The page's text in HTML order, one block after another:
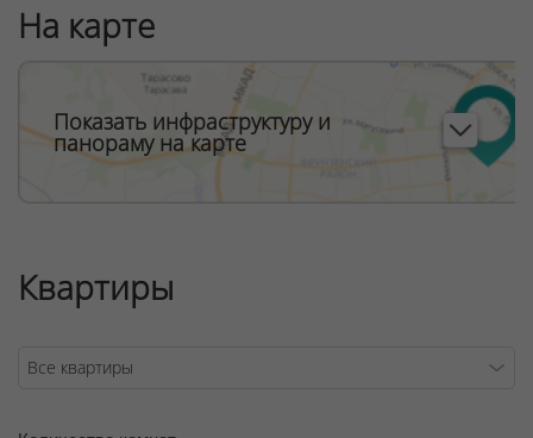
БЕСПЛАТНЫЕ КОНСУЛЬТАЦИИ ПО ПРОДАЖЕ
На карте
Показать инфраструктуру и
панораму на карте
Квартиры